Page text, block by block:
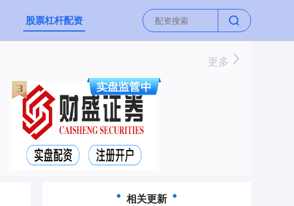
股票杠杆配资
更多
相关更新